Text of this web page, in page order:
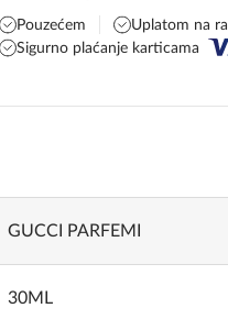
Pouzećem
Uplatom na
Sigurno plaćanje karticama
GUCCI PARFEMI
30ML